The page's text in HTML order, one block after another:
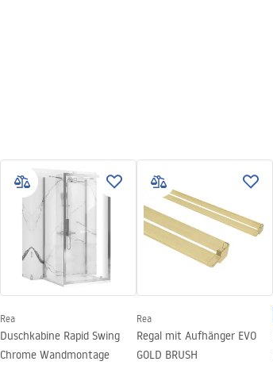
Rea
Duschkabine Rapid Swing
Chrome Wandmontage
Rea
Regal mit Aufhänger EVO
GOLD BRUSH